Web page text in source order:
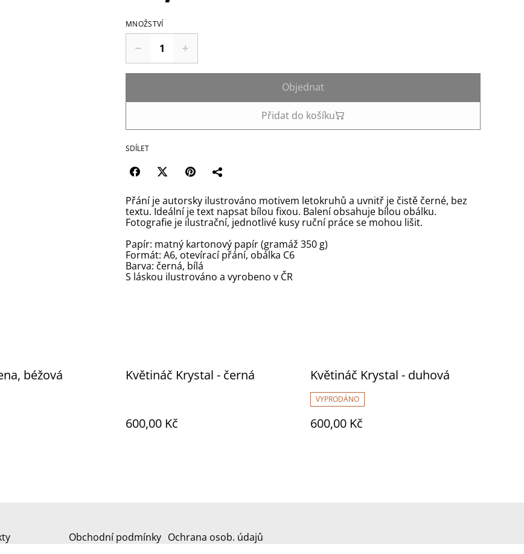
MNOŽSTVÍ
Objednat
Přidat do košíku
SDÍLET
Přání je autorsky ilustrováno motivem letokruhů a uvnitř je čistě černé, bez
textu. Ideální je text napsat bílou fixou. Balení obsahuje bílou obálku.
Fotografie je ilustrační, jednotlivé kusy ruční práce se mohou lišit.
Papír: matný kartonový papír (gramáž 350 g)
Formát: A6, otevírací přání, obálka C6
Barva: černá, bílá
S láskou ilustrováno a vyrobeno v ČR
béžová Květináč Krystal - černá
600,00 Kč
Květináč Krystal - duhová
VYPRODÁNO
600,00 Kč
Obchodní podmínky Ochrana osob. údajů